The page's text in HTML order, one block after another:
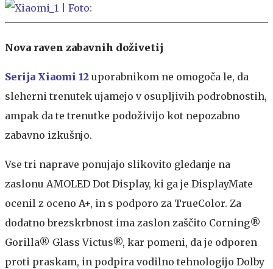
Nova raven zabavnih doživetij
Serija Xiaomi 12 uporabnikom ne omogoča le, da
sleherni trenutek ujamejo v osupljivih podrobnostih,
ampak da te trenutke podoživijo kot nepozabno
zabavno izkušnjo.
Vse tri naprave ponujajo slikovito gledanje na
zaslonu AMOLED Dot Display, ki ga je DisplayMate
ocenil z oceno A+, in s podporo za TrueColor. Za
dodatno brezskrbnost ima zaslon zaščito Corning®
Gorilla® Glass Victus®, kar pomeni, da je odporen
proti praskam, in podpira vodilno tehnologijo Dolby